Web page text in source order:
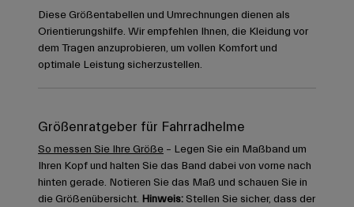
Diese Größentabellen und Umrechnungen dienen als
Orientierungshilfe. Wir empfehlen Ihnen, die Kleidung vor
dem Tragen anzuprobieren, um vollen Komfort und
optimale Leistung sicherzustellen.
Größenratgeber für Fahrradhelme
So messen Sie Ihre Größe – Legen Sie ein Maßband um
Ihren Kopf und halten Sie das Band dabei von vorne nach
hinten gerade. Notieren Sie das Maß und schauen Sie in
die Größenübersicht. Hinweis: Stellen Sie sicher, dass der